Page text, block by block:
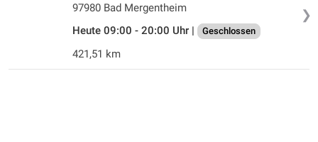
❯
97980 Bad Mergentheim
Heute 09:00 - 20:00 Uhr |
Geschlossen
421,51 km